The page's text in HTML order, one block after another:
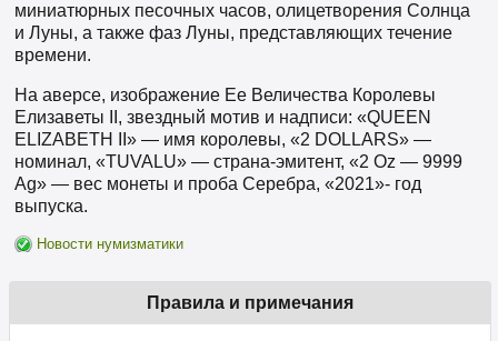
миниатюрных песочных часов, олицетворения Солнца
и Луны, а также фаз Луны, представляющих течение
времени.
На аверсе, изображение Ее Величества Королевы
Елизаветы II, звездный мотив и надписи: «QUEEN
ELIZABETH II» — имя королевы, «2 DOLLARS» —
номинал, «TUVALU» — страна-эмитент, «2 Oz — 9999
Ag» — вес монеты и проба Серебра, «2021»- год
выпуска.
Новости нумизматики
Правила и примечания